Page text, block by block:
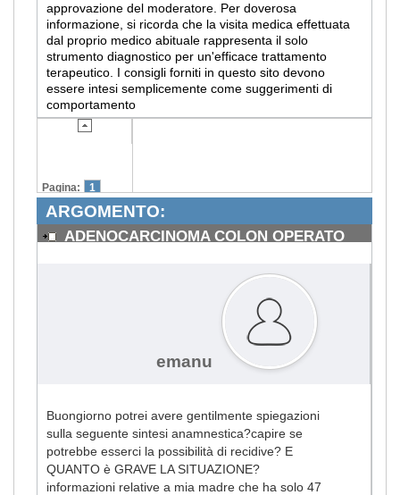
approvazione del moderatore. Per doverosa
informazione, si ricorda che la visita medica effettuata
dal proprio medico abituale rappresenta il solo
strumento diagnostico per un'efficace trattamento
terapeutico. I consigli forniti in questo sito devono
essere intesi semplicemente come suggerimenti di
comportamento
Pagina: 1
ARGOMENTO:
ADENOCARCINOMA COLON OPERATO
emanu
Buongiorno potrei avere gentilmente spiegazioni
sulla seguente sintesi anamnestica?capire se
potrebbe esserci la possibilità di recidive? E
QUANTO è GRAVE LA SITUAZIONE?
informazioni relative a mia madre che ha solo 47